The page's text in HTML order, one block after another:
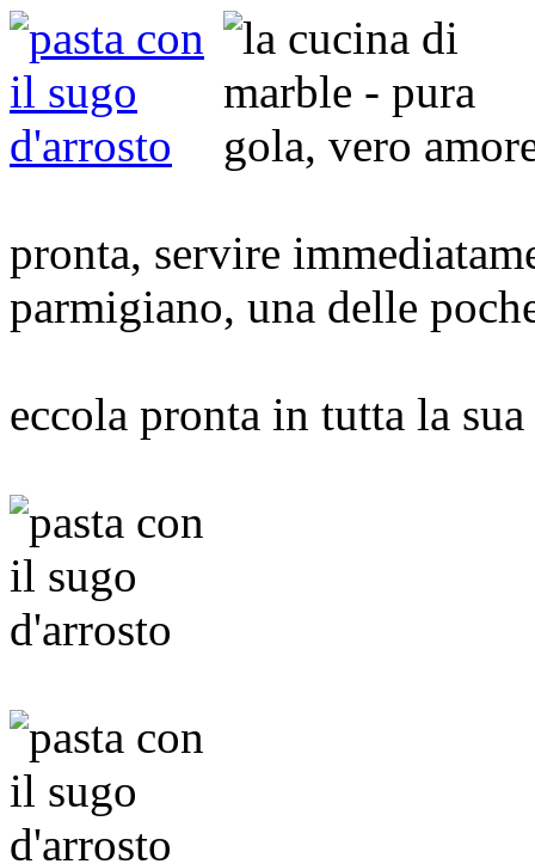
pronta, servire
parmigiano, una delle
eccola pronta in tutta la